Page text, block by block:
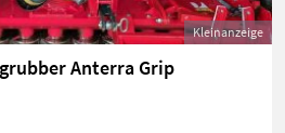
Kleinanzeige
Anterra Grip